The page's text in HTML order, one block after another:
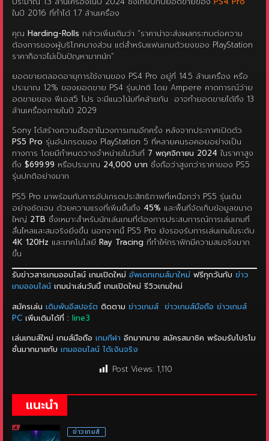
คุณ Harding-Rolls กล่าวเพิ่มเติมว่า “ราคาน่าจะส่งผลกระทบต่อความ
ราคาก็อาจไม่เป็นปัญหามากนัก”
ยอดขายตลอดอายุการใช้งานของ PS4 Pro อยู่ที่ 14.5 ล้านเครื่อง หรือ
อดขายของ พีเอส5 โปร จะมีแนวโน้มที่คล้ายกัน อาจทำยอดขายได้ถึง 13
ล้านเครื่องภายในปี 2029
Sony ได้สร้างความฮือฮาในวงการเกมอีกครั้ง หลังจากประกาศเปิดตัว
ทางการ โดยมีกำหนดวางจำหน่ายในวันที่7 พฤศจิกายน 2024ในราคาสูง
ถึง$699.99หรือประมาณ24,000 บาท ซึ่งถือว่าสูงกว่าราคาของ PS5
รุ่นปกติอย่างมาก
PS5 Pro มาพร้อมกับการอัปเกรดประสิทธิภาพที่เหนือกว่า PS5 รุ่นเดิม
ใหญ่2TBซึ่งเหมาะสำหรับนักเล่นเกมที่ต้องการประสบการณ์การเล่นเกมที่
ลื่นไหลและสมจริงยิ่งขึ้น นอกจากนี้ PS5 Pro ยังรองรับการเล่นเกมในระดับ
4K 120Hz และเทคโนโลยีRay Tracingที่ทำให้กราฟิกมีความสมจริงมาก
ขึ้น
รับข่าวสารเกมออนไลน์ เกมเปิดใหม่
เกมออนไลน์เกมน่าเล่นวันนี้ เกมเปิดใหม่ รีวิวเกมใหม่
สมัครเล่นเดิมพันอีสปอร์ตติดตามข่าวเกมส์ ข่าวเกมส์มือถือ
เล่นเกมส์ใหม่ เกมส์มือถือ
Post Views:
Subnautica 2 มหาสมุทรคลั่ง! ทุบสถิติ 2 ล้านชุดใน 12
ชั่วโมง